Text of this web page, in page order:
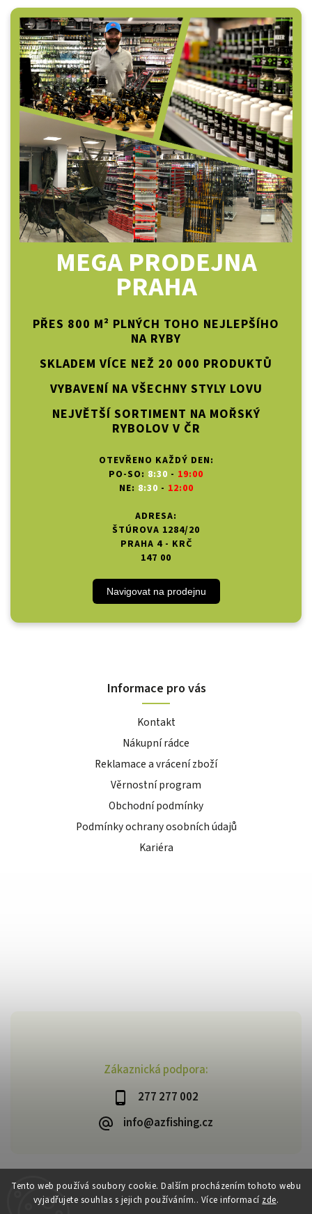
Tento web používá soubory cookie. Dalším procházením tohoto webu
vyjadřujete souhlas s jejich používáním.. Více informací zde.
Zákaznická podpora:
277 277 002
info@azfishing.cz
MEGA PRODEJNA
PRAHA
PŘES 800 M² PLNÝCH TOHO NEJLEPŠÍHO
NA RYBY
SKLADEM VÍCE NEŽ 20 000 PRODUKTŮ
VYBAVENÍ NA VŠECHNY STYLY LOVU
NEJVĚTŠÍ SORTIMENT NA MOŘSKÝ
RYBOLOV V ČR
OTEVŘENO KAŽDÝ DEN:
PO-SO: 8:30 - 19:00
NE: 8:30 - 12:00
ADRESA:
ŠTÚROVA 1284/20
PRAHA 4 - KRČ
147 00
Navigovat na prodejnu
Informace pro vás
Kontakt
Nákupní rádce
Reklamace a vrácení zboží
Věrnostní program
Obchodní podmínky
Podmínky ochrany osobních údajů
Kariéra
Copyright 2026AzFishing.cz. Všechna práva vyhrazena.